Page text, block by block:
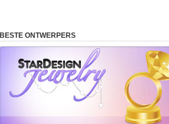
BESTE ONTWERPERS